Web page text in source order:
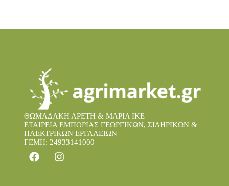
ΘΩΜΑΔΑΚΗ ΑΡΕΤΗ & ΜΑΡΙΑ IKE
ΕΤΑΙΡΕΙΑ ΕΜΠΟΡΙΑΣ ΓΕΩΡΓΙΚΩΝ, ΣΙΔΗΡΙΚΩΝ &
ΗΛΕΚΤΡΙΚΩΝ ΕΡΓΑΛΕΙΩΝ
ΓΕΜΗ: 24933141000